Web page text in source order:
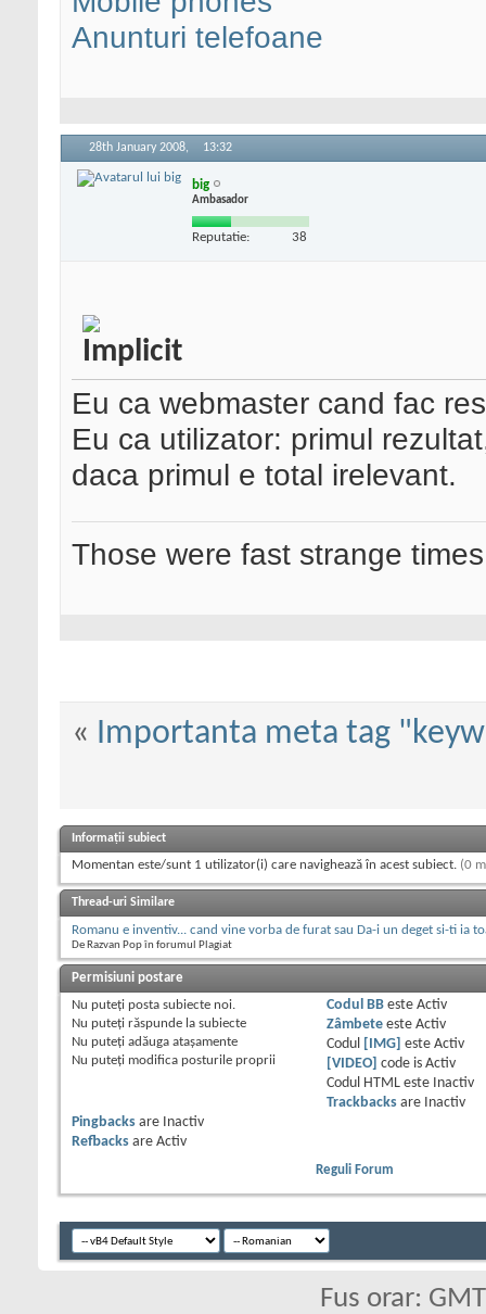
Anunturi telefoane
28th January 2008, 13:32
big
Ambasador
Reputatie: 38
Eu ca webmaster cand fac
Eu ca utilizator: primul
daca primul e total irelevant.
Those were fast strange
« Importanta meta tag
Informații subiect
Momentan este/sunt 1 utilizator(i) care navighează în acest subiect. (0
Thread-uri Similare
Romanu e inventiv... cand vine vorba de furat sau Da-i un deget si-ti ia
De Razvan Pop în forumul Plagiat
Permisiuni postare
Nu puteţi posta subiecte noi.
Nu puteţi răspunde la subiecte
Nu puteţi adăuga ataşamente
Nu puteţi modifica posturile proprii
Codul BBeste Activ
Zâmbeteeste Activ
Codul
[IMG] este Activ
[VIDEO]
code is Activ
Codul HTML este
Inactiv
Trackbacksare
Inactiv
Pingbacks are
Inactiv
Refbacks are Activ
Reguli Forum
Fus orar: